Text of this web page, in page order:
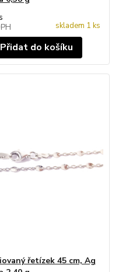
skladem 1 ks
Přidat do košíku
řetízek 45 cm, Ag